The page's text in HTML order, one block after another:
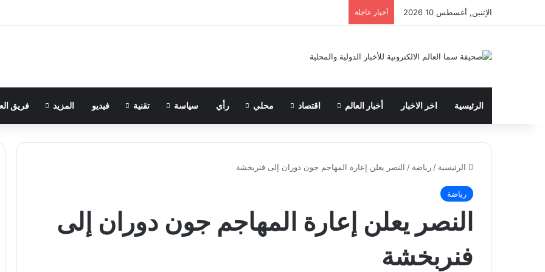
الإثنين, أغسطس 10 2026 أخبار عاجلة
الرئيسية اخر الاخبار أخبار العالم اقتصاد محلي رأي سياسة تقنية فيديو المزيد فريق
الرئيسية / رياضة / النصر يعلن إعارة المهاجم جون دوران إلى فنربخشة
رياضة
النصر يعلن إعارة المهاجم جون دوران إلى
فنربخشة